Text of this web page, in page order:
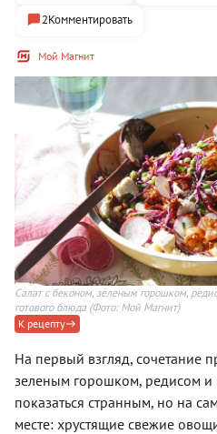
Мой Магнит
2Комментировать
Салат с беконом, зеленым горошком,
готового блюда (Фото: Мой Магнит)
К рецепту
На первый взгляд, сочетание
зеленым горошком, редисом и
показаться странным, но на
месте: хрустящие свежие